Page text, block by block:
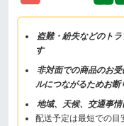
盗難・紛失などのト
す
非対面での商品のお
ルにつながるためお断
地域、天候、交通事
配送予定は最短での目